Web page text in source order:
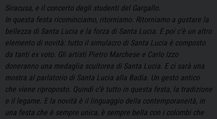
Siracusa, e il concerto degli studenti del Gargallo.
In questa festa ricominciamo, ritorniamo. Ritorniamo a gustare la
bellezza di Santa Lucia e la forza di Santa Lucia. E poi c’è un altro
elemento di novità: tutto il simulacro di Santa Lucia è composto
da tanti ex voto. Gli artisti Pietro Marchese e Carlo Izzo
doneranno una medaglia scultorea di Santa Lucia. E ci sarà una
mostra al parlatorio di Santa Lucia alla Badia. Un gesto antico
che viene riproposto. Quindi c’è tutto in questa festa, la tradizione
e il legame. E la novità è il linguaggio della contemporaneità, in
una festa che è sempre unica, è sempre bella con i colombi che